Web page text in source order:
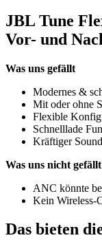
JBL Tune
Vor- und
Was uns gefällt
Modernes &
Mit oder ohne
Flexible
Schnelllade
Kräftiger
Was uns nicht gefällt
ANC könnte
Kein Wireless-
Das bieten